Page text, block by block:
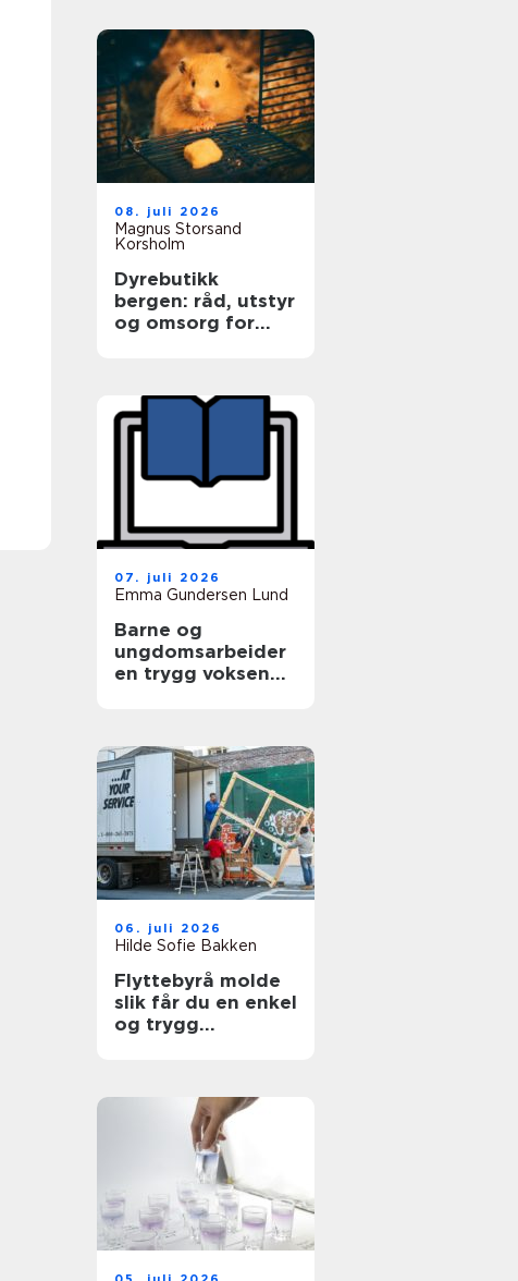
08. juli 2026
Magnus Storsand
Korsholm
Dyrebutikk
bergen: råd, utstyr
og omsorg for
07. juli 2026
Emma Gundersen Lund
Barne og
ungdomsarbeider
en trygg voksen
06. juli 2026
Hilde Sofie Bakken
Flyttebyrå molde
slik får du en enkel
og trygg